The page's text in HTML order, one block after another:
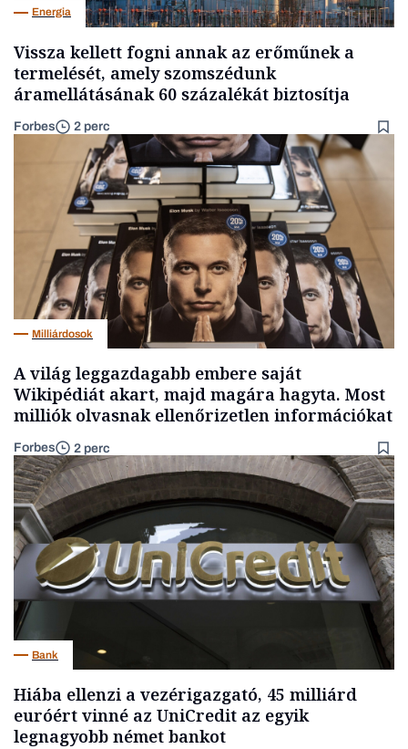
Energia
Vissza kellett fogni annak az erőműnek a
termelését, amely szomszédunk
áramellátásának 60 százalékát biztosítja
Forbes 2 perc
Milliárdosok
A világ leggazdagabb embere saját
Wikipédiát akart, majd magára hagyta. Most
milliók olvasnak ellenőrizetlen információkat
Forbes 2 perc
Bank
Hiába ellenzi a vezérigazgató, 45 milliárd
euróért vinné az UniCredit az egyik
legnagyobb német bankot